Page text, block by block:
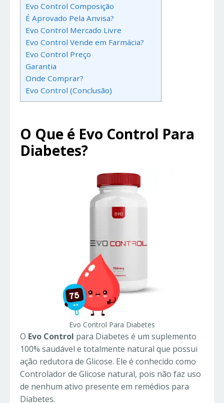
Evo Control Composição
É Aprovado Pela Anvisa?
Evo Control Mercado Livre
Evo Control Vende em Farmácia?
Evo Control Preço
Garantia
Onde Comprar?
Evo Control (Conclusão)
O Que é Evo Control Para
Diabetes?
Evo Control Para Diabetes
O Evo Control para Diabetes é um suplemento
100% saudável e totalmente natural que possui
ação redutora de Glicose. Ele é conhecido como
Controlador de Glicose natural, pois não faz uso
de nenhum ativo presente em remédios para
Diabetes.